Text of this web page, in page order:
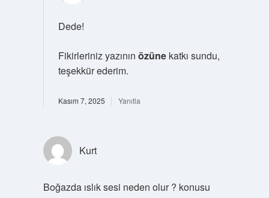
Dede!
Fikirleriniz yazının özünekatkı sundu,
teşekkür ederim.
Kasım 7, 2025 Yanıtla
Kurt
Boğazda ıslık sesi neden olur ? konusu